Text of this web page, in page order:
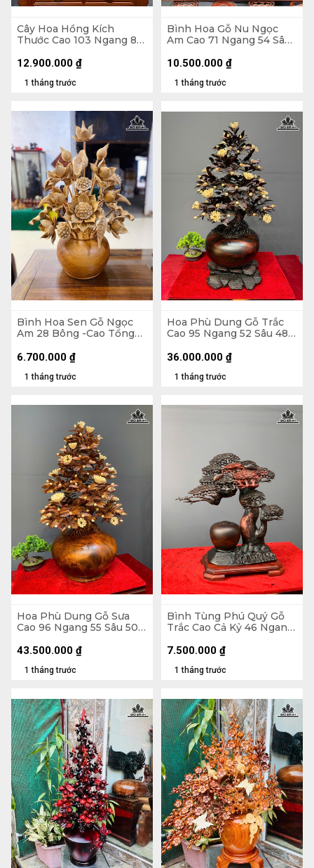
Cây Hoa Hồng Kích
Thước Cao 103 Ngang 80
Ngư - Lá Gỗ Sưa - Thân
1 tháng trước
12.900.000 ₫
Bình Hoa Gỗ Nu Ngọc
Am Cao 71 Ngang 54 Sâu
Đường Kính 18 (cm)
1 tháng trước
10.500.000 ₫
Bình Hoa Sen Gỗ Ngọc
Am 28 Bông -Cao Tổng
Đường Kính 30 (cm)
1 tháng trước
6.700.000 ₫
Hoa Phù Dung Gỗ Trắc
Cao 95 Ngang 52 Sâu 48
35 (cm)
1 tháng trước
36.000.000 ₫
Hoa Phù Dung Gỗ Sưa
Cao 96 Ngang 55 Sâu 50
43 (cm)
1 tháng trước
43.500.000 ₫
Bình Tùng Phú Quý Gỗ
Trắc Cao Cả Kỷ 46 Ngang
4 - Đường Kính 12 (cm)
1 tháng trước
7.500.000 ₫